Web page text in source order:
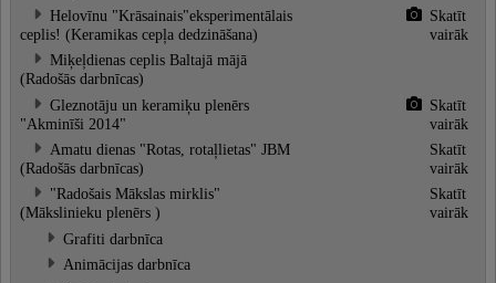
Helovīnu "Krāsainais"eksperimentālais
ceplis! (Keramikas cepļa dedzināšana)
Skatīt
vairāk
Miķeļdienas ceplis Baltajā mājā
(Radošās darbnīcas)
Gleznotāju un keramiķu plenērs
"Akminīši 2014"
Skatīt
vairāk
Amatu dienas "Rotas, rotaļlietas" JBM
(Radošās darbnīcas)
Skatīt
vairāk
"Radošais Mākslas mirklis"
(Mākslinieku plenērs )
Skatīt
vairāk
Grafiti darbnīca
Animācijas darbnīca